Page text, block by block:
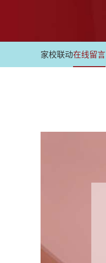
家校联动在线留言